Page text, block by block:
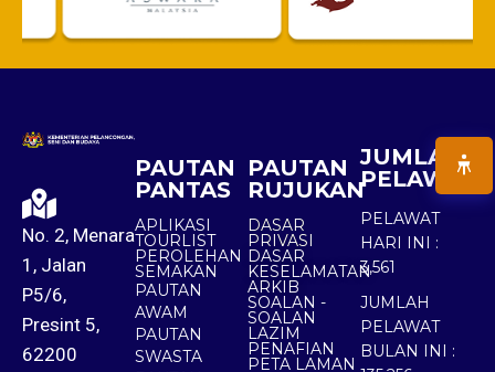
No. 2, Menara
1, Jalan
P5/6,
Presint 5,
62200
PAUTAN
PANTAS
APLIKASI
TOURLIST
PEROLEHAN
SEMAKAN
PAUTAN
AWAM
PAUTAN
SWASTA
PAUTAN
RUJUKAN
DASAR
PRIVASI
DASAR
KESELAMATAN
ARKIB
SOALAN -
SOALAN
LAZIM
PENAFIAN
PETA LAMAN
JUMLAH
PELAWAT
PELAWAT
HARI INI :
3,561
JUMLAH
PELAWAT
BULAN INI :